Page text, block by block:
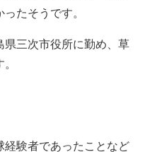
たそうです。
県三次市役所に勤め、草
経験者であったことなど